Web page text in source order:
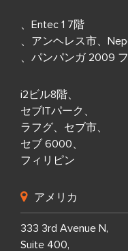
、Entec 1 7階
、アンヘレス市、
、パンパンガ 2009
i2ビル8階、
セブITパーク、
ラフグ、セブ市、
セブ 6000、
フィリピン
アメリカ
333 3rd Avenue N,
Suite 400,